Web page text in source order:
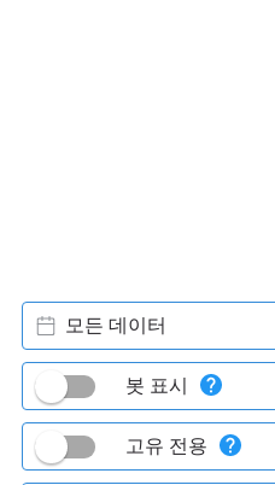
모든 데이터
봇 표시
고유 전용